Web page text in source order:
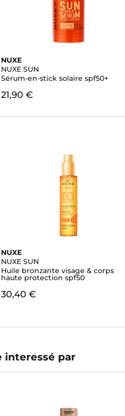
NUXE
NUXE SUN
Sérum-en-stick solaire spf50+
21,90 €
NUXE
NUXE SUN
Huile bronzante visage & corps
haute protection spf50
30,40 €
interessé par